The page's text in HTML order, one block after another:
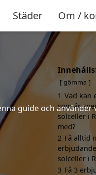
Städer Om /
guide och
gömma
1 Vad kan
som är
solceller i
med?
2 Få alltid
solceller i
3 Få 3